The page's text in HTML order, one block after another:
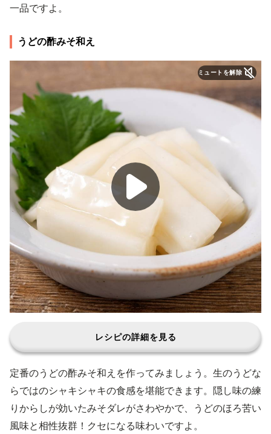
一品ですよ。
うどの酢みそ和え
ミュートを解除
レシピの詳細を見る
定番のうどの酢みそ和えを作ってみましょう。生のうどな
らではのシャキシャキの食感を堪能できます。隠し味の練
りからしが効いたみそダレがさわやかで、うどのほろ苦い
風味と相性抜群！クセになる味わいですよ。